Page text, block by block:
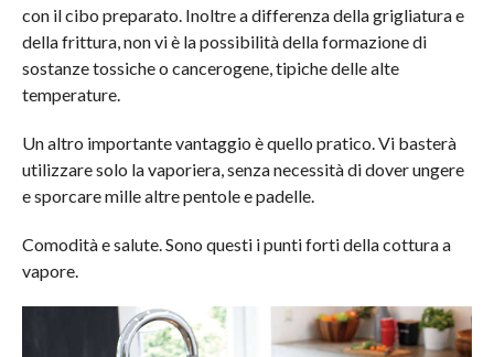
con il cibo preparato. Inoltre a differenza della grigliatura e
della frittura, non vi è la possibilità della formazione di
sostanze tossiche o cancerogene, tipiche delle alte
temperature.
Un altro importante vantaggio è quello pratico. Vi basterà
utilizzare solo la vaporiera, senza necessità di dover ungere
e sporcare mille altre pentole e padelle.
Comodità e salute. Sono questi i punti forti della cottura a
vapore.